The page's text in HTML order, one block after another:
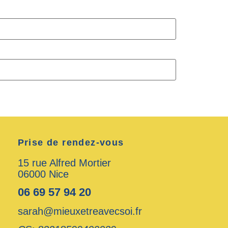
Prise de rendez-vous
15 rue Alfred Mortier
06000 Nice
06 69 57 94 20
sarah@mieuxetreavecsoi.fr